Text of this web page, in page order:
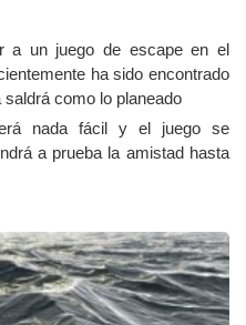
a un juego de escape en el
ha sido encontrado
como lo planeado
nada fácil y el juego se
a prueba la amistad hasta